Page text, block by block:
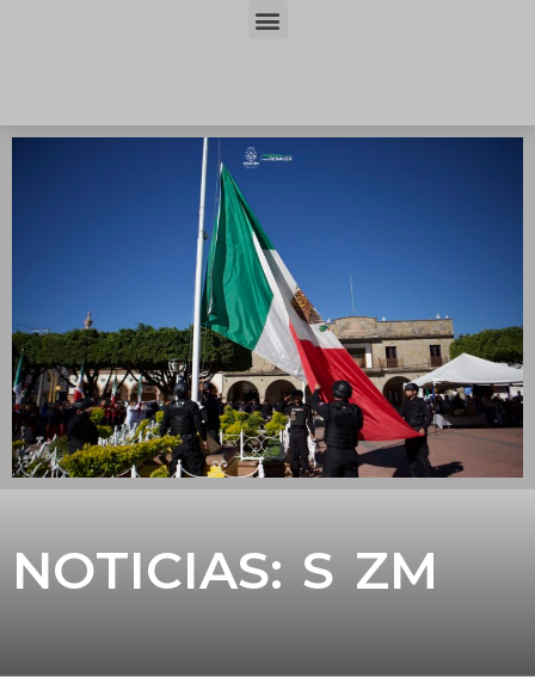
NOTICIAS: S ZM